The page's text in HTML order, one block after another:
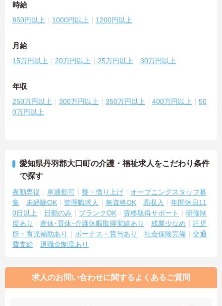
時給
850円以上 1000円以上 1200円以上
月給
15万円以上 20万円以上 25万円以上 30万円以上
年収
250万円以上 300万円以上 350万円以上 400万円以上
50
0万円以上
愛知県丹羽郡大口町の介護・福祉求人をこだわり条件
で探す
夜勤専従 車通勤可 寮・借り上げ
オープニングスタッフ募
集
未経験OK 管理職求人 無資格OK 高収入
年間休日11
0日以上
日勤のみ ブランクOK 資格取得サポート
研修制
度あり
産休･育休･介護休暇取得実績あり 残業少なめ
託児
所・育児補助あり
ボーナス・賞与あり 社会保険完備
交通
費支給
退職金制度あり
求人のお問い合わせに関するよくあるご質問